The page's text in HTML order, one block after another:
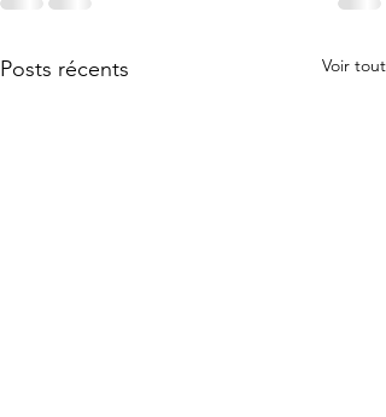
Posts récents Voir tout